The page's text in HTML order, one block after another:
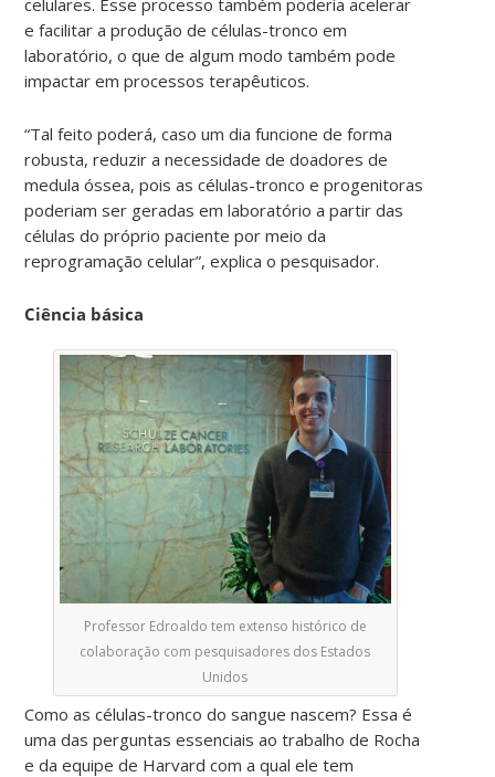
e facilitar a produção de células-tronco em
laboratório, o que de algum modo também pode
impactar em processos terapêuticos.
“Tal feito poderá, caso um dia funcione de forma
robusta, reduzir a necessidade de doadores de
medula óssea, pois as células-tronco e progenitoras
poderiam ser geradas em laboratório a partir das
células do próprio paciente por meio da
reprogramação celular”, explica o pesquisador.
Ciência básica
Professor Edroaldo tem extenso histórico de
colaboração com pesquisadores dos Estados
Unidos
Como as células-tronco do sangue nascem? Essa é
uma das perguntas essenciais ao trabalho de Rocha
e da equipe de Harvard com a qual ele tem